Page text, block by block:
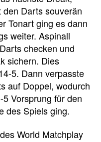
Darts souverän
Tonart ging es dann
weiter. Aspinall
checken und
sichern. Dies
5. Dann verpasste
auf Doppel, wodurch
Vorsprung für den
des Spiels ging.